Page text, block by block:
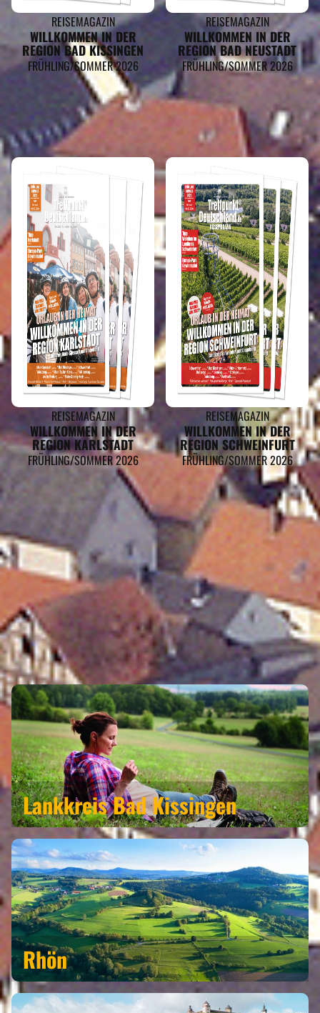
REISEMAGAZIN
WILLKOMMEN IN DER
REGION BAD KISSINGEN
FRÜHLING/SOMMER 2026
REISEMAGAZIN
WILLKOMMEN IN DER
REGION BAD NEUSTADT
FRÜHLING/SOMMER 2026
REISEMAGAZIN
WILLKOMMEN IN DER
REGION KARLSTADT
FRÜHLING/SOMMER 2026
REISEMAGAZIN
WILLKOMMEN IN DER
REGION SCHWEINFURT
FRÜHLING/SOMMER 2026
MARKT EUERDORF GEHÖRT ZU
DEN REGIONEN
LankkreisBad Kissingen
Rhön